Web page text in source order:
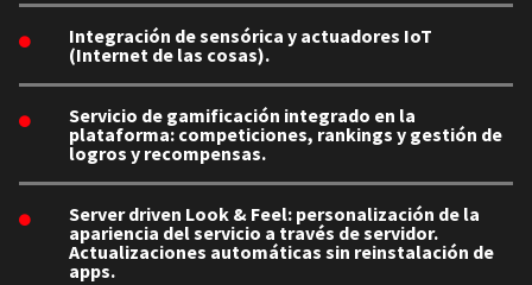
Integración de sensórica y actuadores IoT
(Internet de las cosas).
Servicio de gamificación integrado en la
plataforma: competiciones, rankings y gestión de
logros y recompensas.
Server driven Look & Feel: personalización de la
apariencia del servicio a través de servidor.
Actualizaciones automáticas sin reinstalación de
apps.